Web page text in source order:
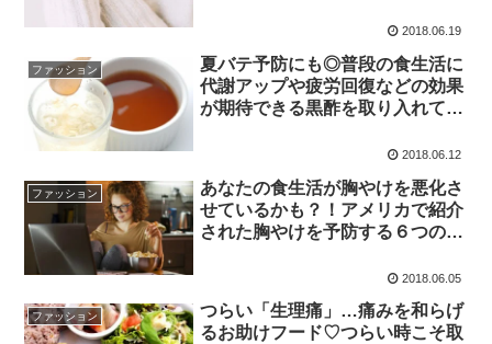
2018.06.19
ファッション
夏バテ予防にも◎普段の食生活に
代謝アップや疲労回復などの効果
が期待できる黒酢を取り入れて健
2018.06.12
ファッション
あなたの食生活が胸やけを悪化さ
せているかも？！アメリカで紹介
された胸やけを予防する６つの方
2018.06.05
ファッション
つらい「生理痛」…痛みを和らげ
るお助けフード♡つらい時こそ取